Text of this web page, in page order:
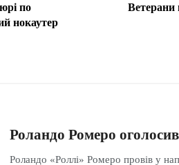
по
нокаутер
Ветерани
Роландо Ромеро
Роландо «Роллі» Ромеро провів у